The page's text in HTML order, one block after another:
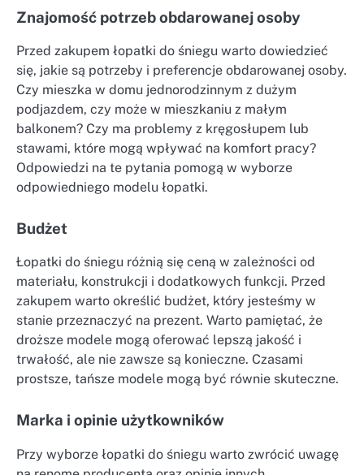
Znajomość potrzeb obdarowanej osoby
Przed zakupem łopatki do śniegu warto dowiedzieć
się, jakie są potrzeby i preferencje obdarowanej osoby.
Czy mieszka w domu jednorodzinnym z dużym
podjazdem, czy może w mieszkaniu z małym
balkonem? Czy ma problemy z kręgosłupem lub
stawami, które mogą wpływać na komfort pracy?
Odpowiedzi na te pytania pomogą w wyborze
odpowiedniego modelu łopatki.
Budżet
Łopatki do śniegu różnią się ceną w zależności od
materiału, konstrukcji i dodatkowych funkcji. Przed
zakupem warto określić budżet, który jesteśmy w
stanie przeznaczyć na prezent. Warto pamiętać, że
droższe modele mogą oferować lepszą jakość i
trwałość, ale nie zawsze są konieczne. Czasami
prostsze, tańsze modele mogą być równie skuteczne.
Marka i opinie użytkowników
Przy wyborze łopatki do śniegu warto zwrócić uwagę